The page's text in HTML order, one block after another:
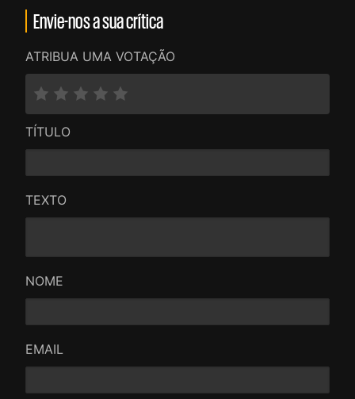
Envie-nos a sua crítica
ATRIBUA UMA VOTAÇÃO
TÍTULO
TEXTO
NOME
EMAIL